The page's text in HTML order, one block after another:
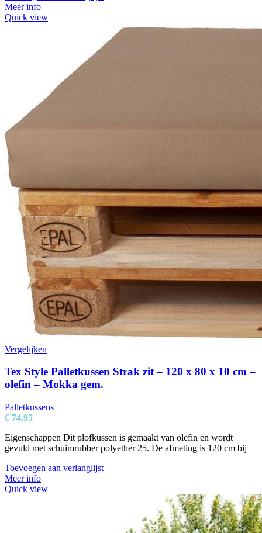
Meer info
Quick view
Vergelijken
Tex Style Palletkussen Strak zit – 120 x 80 x 10 cm –
olefin – Mokka gem.
Palletkussens
€ 74,95
Eigenschappen Dit plofkussen is gemaakt van olefin en wordt
gevuld met schuimrubber polyether 25. De afmeting is 120 cm bij
Toevoegen aan verlanglijst
Meer info
Quick view